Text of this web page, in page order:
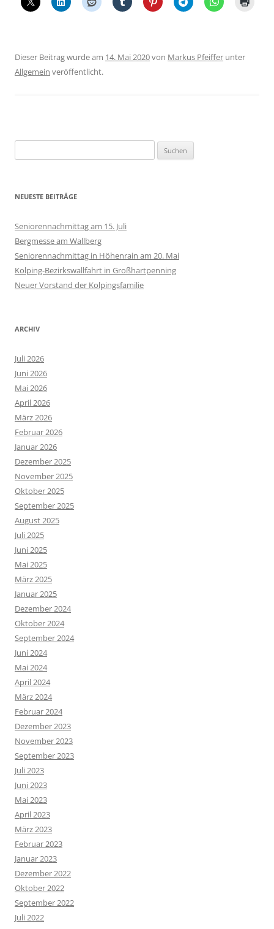
Dieser Beitrag wurde am 14. Mai 2020von Markus Pfeiffer unter
Allgemein veröffentlicht.
nach:
NEUESTE BEITRÄGE
Seniorennachmittag am 15. Juli
Bergmesse am Wallberg
Seniorennachmittag in Höhenrain am 20. Mai
Kolping-Bezirkswallfahrt in Großhartpenning
Neuer Vorstand der Kolpingsfamilie
ARCHIV
Juli 2026
Juni 2026
Mai 2026
April 2026
März 2026
Februar 2026
Januar 2026
Dezember 2025
November 2025
Oktober 2025
September 2025
August 2025
Juli 2025
Juni 2025
Mai 2025
März 2025
Januar 2025
Dezember 2024
Oktober 2024
September 2024
Juni 2024
Mai 2024
April 2024
März 2024
Februar 2024
Dezember 2023
November 2023
September 2023
Juli 2023
Juni 2023
Mai 2023
April 2023
März 2023
Februar 2023
Januar 2023
Dezember 2022
Oktober 2022
September 2022
Juli 2022